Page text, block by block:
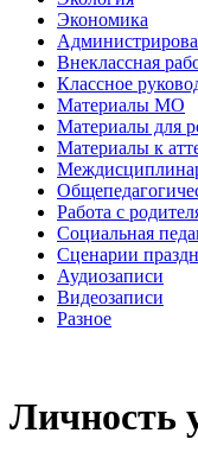
Экономика
Внеклассная
Классное
Материалы МО
Материалы для
Материалы к
Работа с
Социальная
Сценарии
Аудиозаписи
Видеозаписи
Разное
Личность